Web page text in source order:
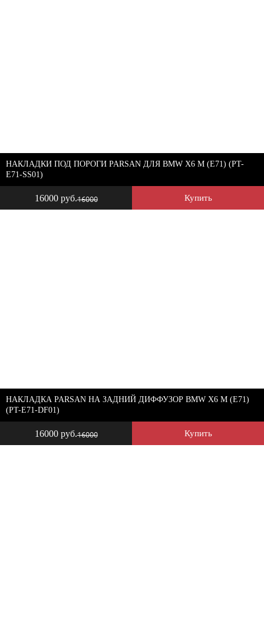
16000 руб.16000 Купить
НАКЛАДКИ ПОД ПОРОГИ PARSAN ДЛЯ BMW X6 M (E71) (PT-
E71-SS01)
16000 руб.16000 Купить
НАКЛАДКА PARSAN НА ЗАДНИЙ ДИФФУЗОР BMW X6 M (E71)
(PT-E71-DF01)